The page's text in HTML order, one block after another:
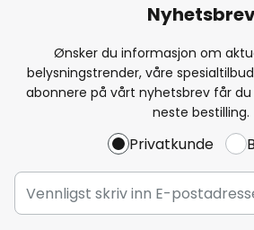
Ønsker du informasjon om
belysningstrender, våre
abonnere på vårt nyhetsbrev får du
neste bestilling.
Privatkunde